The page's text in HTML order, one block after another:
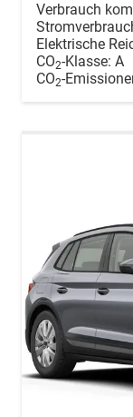
Verbrauch
Elektrische
CO2-Klasse: A
CO2-